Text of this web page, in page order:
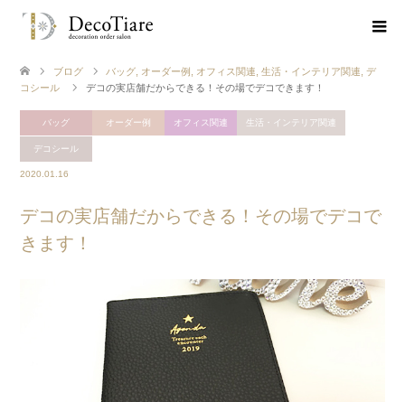
ブログ バッグ オーダー例 オフィス関連 生活・インテリア関連 デ
コシール
デコの実店舗だからできる！その場でデコできます！
バッグ オーダー例 オフィス関連 生活・インテリア関連
デコシール
2020.01.16
デコの実店舗だからできる！その場でデコで
きます！